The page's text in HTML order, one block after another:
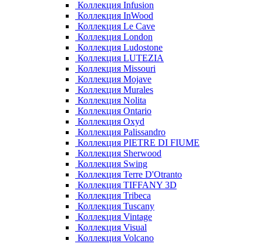
Коллекция Infusion
Коллекция InWood
Коллекция Le Cave
Коллекция London
Коллекция Ludostone
Коллекция LUTEZIA
Коллекция Missouri
Коллекция Mojave
Коллекция Murales
Коллекция Nolita
Коллекция Ontario
Коллекция Oxyd
Коллекция Palissandro
Коллекция PIETRE DI FIUME
Коллекция Sherwood
Коллекция Swing
Коллекция Terre D'Otranto
Коллекция TIFFANY 3D
Коллекция Tribeca
Коллекция Tuscany
Коллекция Vintage
Коллекция Visual
Коллекция Volcano